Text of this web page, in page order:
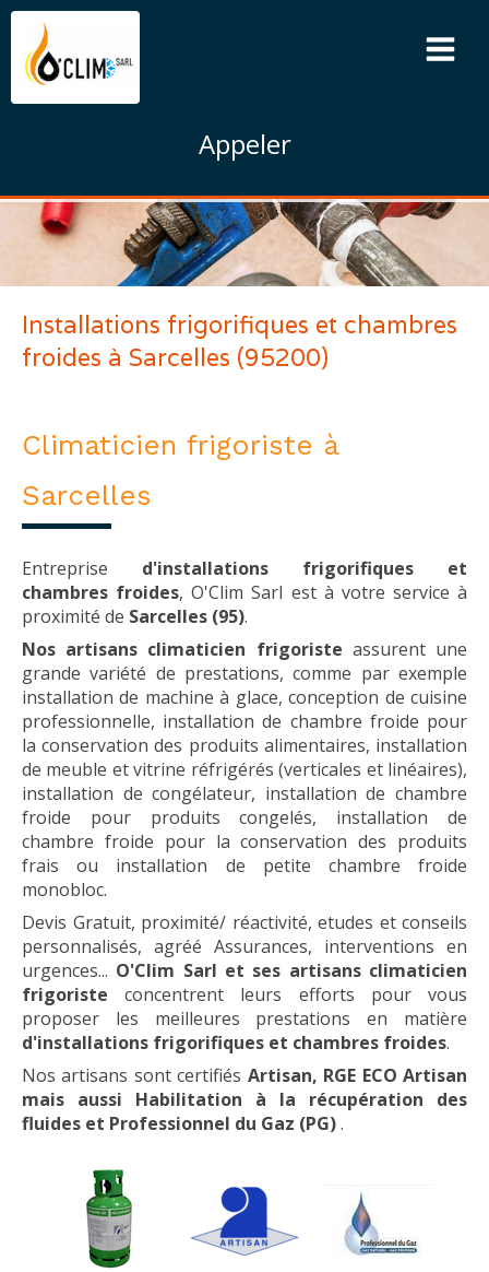
Appeler
Installations frigorifiques et chambres
froides à Sarcelles (95200)
Climaticien frigoriste à
Sarcelles
Entreprise d'installations frigorifiques et
chambres froides, O'Clim Sarl est à votre service à
proximité de Sarcelles (95).
Nos artisans climaticien frigoriste assurent une
grande variété de prestations, comme par exemple
installation de machine à glace, conception de cuisine
professionnelle, installation de chambre froide pour
la conservation des produits alimentaires, installation
de meuble et vitrine réfrigérés (verticales et linéaires),
installation de congélateur, installation de chambre
froide pour produits congelés, installation de
chambre froide pour la conservation des produits
frais ou installation de petite chambre froide
monobloc.
Devis Gratuit, proximité/ réactivité, etudes et conseils
personnalisés, agréé Assurances, interventions en
urgences... O'Clim Sarl et ses artisans climaticien
frigoriste concentrent leurs efforts pour vous
proposer les meilleures prestations en matière
d'installations frigorifiques et chambres froides.
Nos artisans sont certifiés Artisan, RGE ECO Artisan
mais aussi Habilitation à la récupération des
fluides et Professionnel du Gaz (PG).